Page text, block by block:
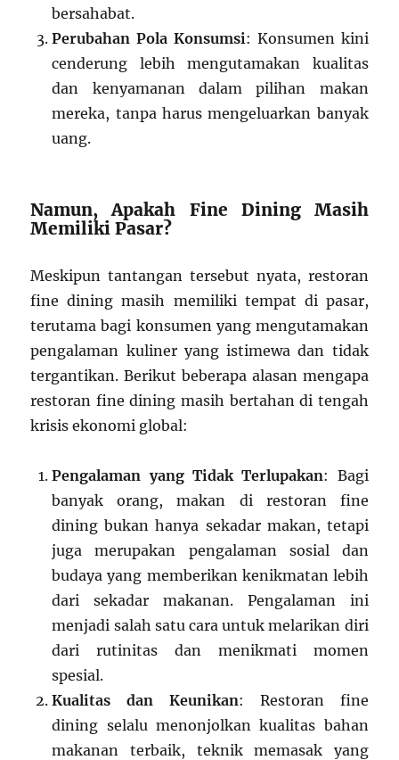
bersahabat.
Perubahan Pola Konsumsi: Konsumen kini
cenderung lebih mengutamakan kualitas
dan kenyamanan dalam pilihan makan
mereka, tanpa harus mengeluarkan banyak
uang.
Namun, Apakah Fine Dining Masih
Memiliki Pasar?
Meskipun tantangan tersebut nyata, restoran
fine dining masih memiliki tempat di pasar,
terutama bagi konsumen yang mengutamakan
pengalaman kuliner yang istimewa dan tidak
tergantikan. Berikut beberapa alasan mengapa
restoran fine dining masih bertahan di tengah
krisis ekonomi global:
Pengalaman yang Tidak Terlupakan: Bagi
banyak orang, makan di restoran fine
dining bukan hanya sekadar makan, tetapi
juga merupakan pengalaman sosial dan
budaya yang memberikan kenikmatan lebih
dari sekadar makanan. Pengalaman ini
menjadi salah satu cara untuk melarikan diri
dari rutinitas dan menikmati momen
spesial.
Kualitas dan Keunikan: Restoran fine
dining selalu menonjolkan kualitas bahan
makanan terbaik, teknik memasak yang